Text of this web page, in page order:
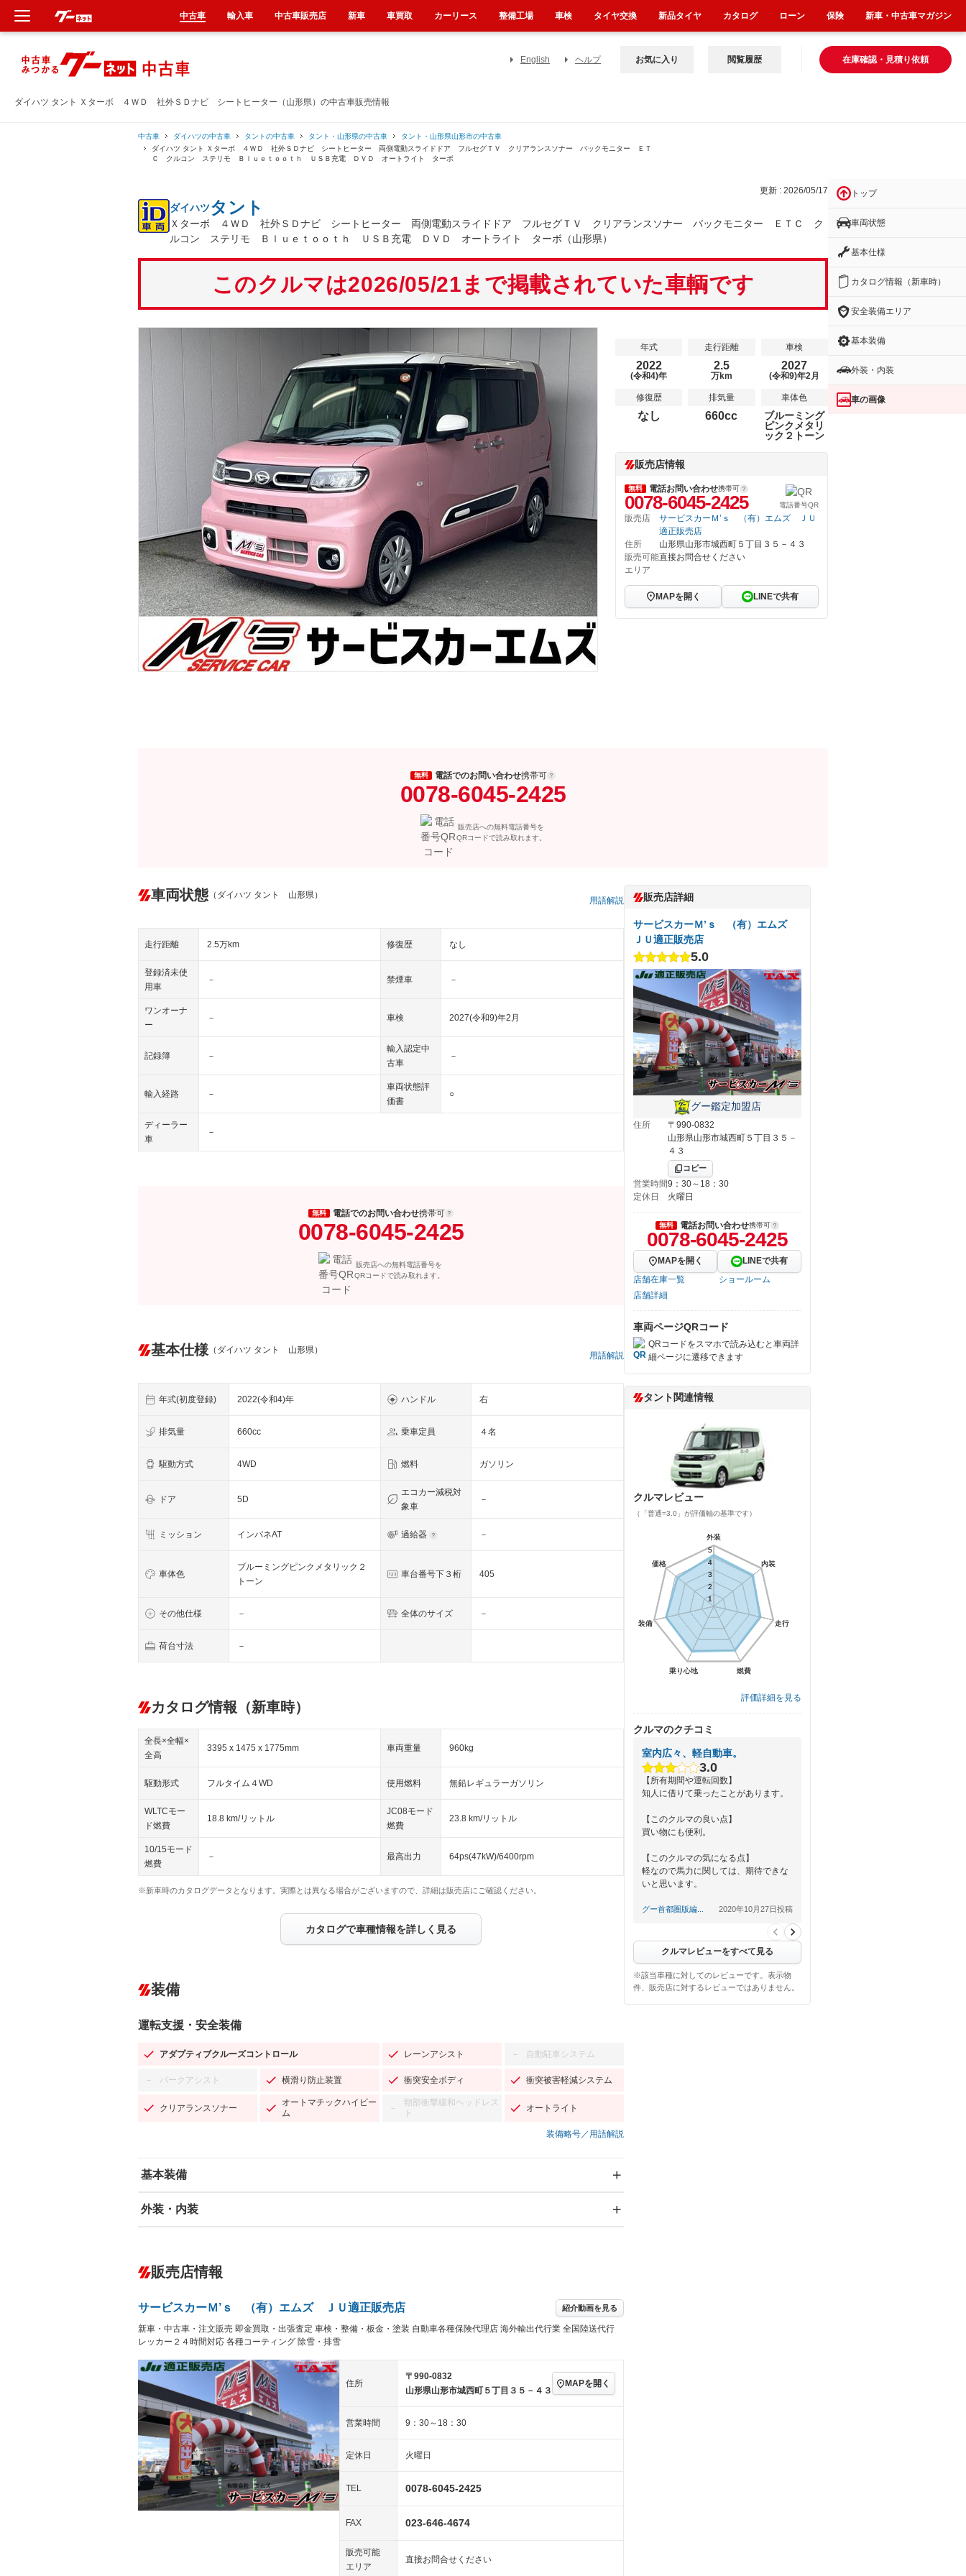
ダイハツ タント Ｘターボ ４ＷＤ 社外ＳＤナビ シートヒーター（山形県）の中古車販売情報
English ヘルプ 在庫確認・見積り依頼
お気に入り 閲覧履歴
中古車 ダイハツの中古車 タントの中古車 タント・山形県の中古車
タント・山形県山形市の中古車
ダイハツ タント Ｘターボ ４ＷＤ 社外ＳＤナビ シートヒーター 両側電動スライドドア フルセグＴＶ クリアランスソナー バックモニター ＥＴ
Ｃ クルコン ステリモ Ｂｌｕｅｔｏｏｔｈ ＵＳＢ充電 ＤＶＤ オートライト ターボ
更新 : 2026/05/17
ダイハツタント
Ｘターボ ４ＷＤ 社外ＳＤナビ シートヒーター 両側電動スライドドア フルセグＴＶ クリアランスソナー バックモニター ＥＴＣ ク
ルコン ステリモ Ｂｌｕｅｔｏｏｔｈ ＵＳＢ充電 ＤＶＤ オートライト ターボ（山形県）
このクルマは2026/05/21まで掲載されていた車輌です
年式
2022
(令和4)年
走行距離
2.5
万km
車検
2027
(令和9)年2月
修復歴
なし
排気量
660cc
車体色
ブルーミング
ピンクメタリ
ック２トーン
販売店情報
無料 電話お問い合わせ携帯可
0078-6045-2425 電話番号QR
販売店
サービスカーＭ’ｓ （有）エムズ ＪＵ
適正販売店
住所
山形県山形市城西町５丁目３５－４３
販売可能
エリア
直接お問合せください
MAPを開く LINEで共有
無料 電話でのお問い合わせ携帯可
0078-6045-2425
販売店への無料電話番号を
QRコードで読み取れます。
車両状態 （ダイハツ タント 山形県）
用語解説
走行距離 2.5万km 修復歴 なし
登録済未使
用車
－ 禁煙車 －
ワンオーナ
ー
－ 車検 2027(令和9)年2月
記録簿 －
輸入認定中
古車
－
輸入経路 －
車両状態評
価書
○
ディーラー
車
－
無料 電話でのお問い合わせ携帯可
0078-6045-2425
販売店への無料電話番号を
QRコードで読み取れます。
基本仕様 （ダイハツ タント 山形県）
用語解説
年式(初度登録) 2022(令和4)年 ハンドル 右
排気量 660cc 乗車定員 ４名
駆動方式 4WD 燃料 ガソリン
ドア 5D
エコカー減税対
象車
－
ミッション インパネAT 過給器 －
車体色
ブルーミングピンクメタリック２
トーン
車台番号下３桁 405
その他仕様 － 全体のサイズ －
荷台寸法 －
カタログ情報（新車時）
全長×全幅×
全高
3395 x 1475 x 1775mm 車両重量 960kg
駆動形式 フルタイム４WD 使用燃料 無鉛レギュラーガソリン
WLTCモー
ド燃費
18.8 km/リットル
JC08モード
燃費
23.8 km/リットル
10/15モード
燃費
－ 最高出力 64ps(47kW)/6400rpm
※新車時のカタログデータとなります。実際とは異なる場合がございますので、詳細は販売店にご確認ください。
カタログで車種情報を詳しく見る
装備
運転支援・安全装備
アダプティブクルーズコントロール レーンアシスト － 自動駐車システム
－ パークアシスト 横滑り防止装置 衝突安全ボディ 衝突被害軽減システム
クリアランスソナー
オートマチックハイビー
ム
－
頸部衝撃緩和ヘッドレス
ト
オートライト
装備略号／用語解説
基本装備
エアバッグ：運転席/助手席/サイド
－ ダウンヒルアシストコントロール
Bluetooth接続 － 100V電源 － クリーンディーゼル センターデフロック
－ レンタカーアップ － 展示・試乗車
装備略号／用語解説
外装・内装
オーディオ：CDまたはCDチェンジャー／ミュージック
プレイヤー接続可
－
ヘッドライトウォッシャ
ー
－ 革シート － ハーフレザーシート キーレス
LEDヘッドランプ － HID(キセノンライト) － ポータブルナビ バックカメラ
ETC － エアロ
－ ランフラットタイヤ － パワーシート 3列シート ベンチシート
フルフラットシート － チップアップシート
シートヒーター － ウォークスルー
－ フロントカメラ － シートエアコン 全周囲カメラ
－ ルーフレール － エアサスペンション
販売店情報
サービスカーＭ’ｓ （有）エムズ ＪＵ適正販売店 紹介動画を見る
新車・中古車・注文販売 即金買取・出張査定 車検・整備・板金・塗装 自動車各種保険代理店 海外輸出代行業 全国陸送代行
レッカー２４時間対応 各種コーティング 除雪・排雪
住所
〒990-0832
山形県山形市城西町５丁目３５－４３
MAPを開く
営業時間 9：30～18：30
定休日 火曜日
TEL 0078-6045-2425
FAX 023-646-4674
販売可能
エリア
直接お問合せください
販売店詳細
サービスカーＭ’ｓ （有）エムズ
ＪＵ適正販売店
5.0
グー鑑定加盟店
住所
〒990-0832
山形県山形市城西町５丁目３５－
４３
コピー
営業時間9：30～18：30
定休日
火曜日
無料 電話お問い合わせ携帯可
0078-6045-2425
MAPを開く
LINEで共有
店舗在庫一覧
ショールーム
店舗詳細
車両ページQRコード
QRコードをスマホで読み込むと車両詳
細ページに遷移できます
タント関連情報
クルマレビュー
（「普通=3.0」が評価軸の基準です）
外装
内装
走行
燃費
乗り心地
装備
価格
1
2
3
4
5
外装
内装
走行
燃費
乗り心地
装備
価格
1
2
3
4
5
評価詳細を見る
クルマのクチコミ
室内広々、軽自動車。
3.0
【所有期間や運転回数】
知人に借りて乗ったことがあります。
【このクルマの良い点】
買い物にも便利。
【このクルマの気になる点】
軽なので馬力に関しては、期待できな
いと思います。
【総合評価】
グー首都圏版編... 2020年10月27日投稿
クルマレビューをすべて見る
※該当車種に対してのレビューです。表示物
件、販売店に対するレビューではありません。
トップ
車両状態
基本仕様
カタログ情報（新車時）
安全装備エリア
基本装備
外装・内装
車の画像
中古車 輸入車 中古車販売店 新車 車買取 カーリース 整備工場 車検 タイヤ交換 新品タイヤ カタログ ローン 保険 新車・中古車マガジン
新車
中古車